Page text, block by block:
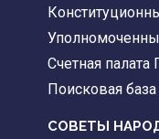
Счетная
Поисковая
СОВЕТЫ